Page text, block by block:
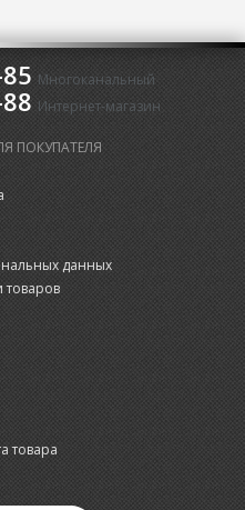
Многоканальный
Интернет-магазин
ПОКУПАТЕЛЯ
данных
товара